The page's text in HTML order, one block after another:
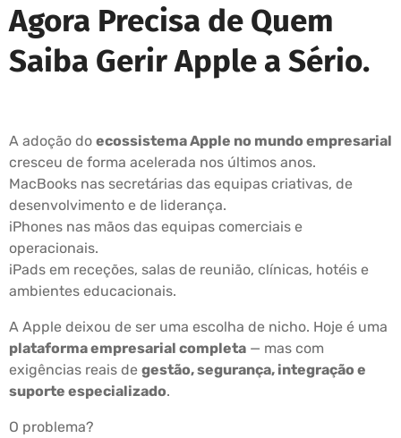
Agora Precisa de Quem
Saiba Gerir Apple a Sério.
A adoção do ecossistema Apple no mundo empresarial
cresceu de forma acelerada nos últimos anos.
MacBooks nas secretárias das equipas criativas, de
desenvolvimento e de liderança.
iPhones nas mãos das equipas comerciais e
operacionais.
iPads em receções, salas de reunião, clínicas, hotéis e
ambientes educacionais.
A Apple deixou de ser uma escolha de nicho. Hoje é uma
plataforma empresarial completa — mas com
exigências reais de gestão, segurança, integração e
suporte especializado.
O problema?